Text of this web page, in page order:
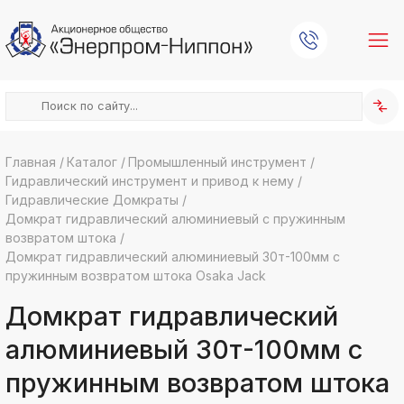
k
ksldkfjsdlfkjsls;ldfkgjsdl;kfkфыва
k
ksldkfjsdlfkjsls;ldfkgjsdl;kfkфыва
k
ksldkfjsdlfkjsls;ldfkgjsdl;kfkфыва
ksldkfjsdlfkjsls;ldfkgjsdl;kfkфыва
k
ksldkfjsdlfkjsls;ldfkgjsdl;kfkфыва
k
ksldkfjsdlfkjsls;ldfkgjsdl;kfkфыва
Главная / Каталог / Промышленный инструмент /
Гидравлический инструмент и привод к нему /
Гидравлические Домкраты /
Домкрат гидравлический алюминиевый с пружинным
возвратом штока /
Домкрат гидравлический алюминиевый 30т-100мм с
пружинным возвратом штока Osaka Jack
Домкрат гидравлический
алюминиевый 30т-100мм с
пружинным возвратом штока